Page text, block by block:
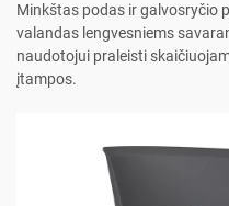
Minkštas podas ir galvosryčio
valandas lengvesniems
naudotojui praleisti
įtampos.